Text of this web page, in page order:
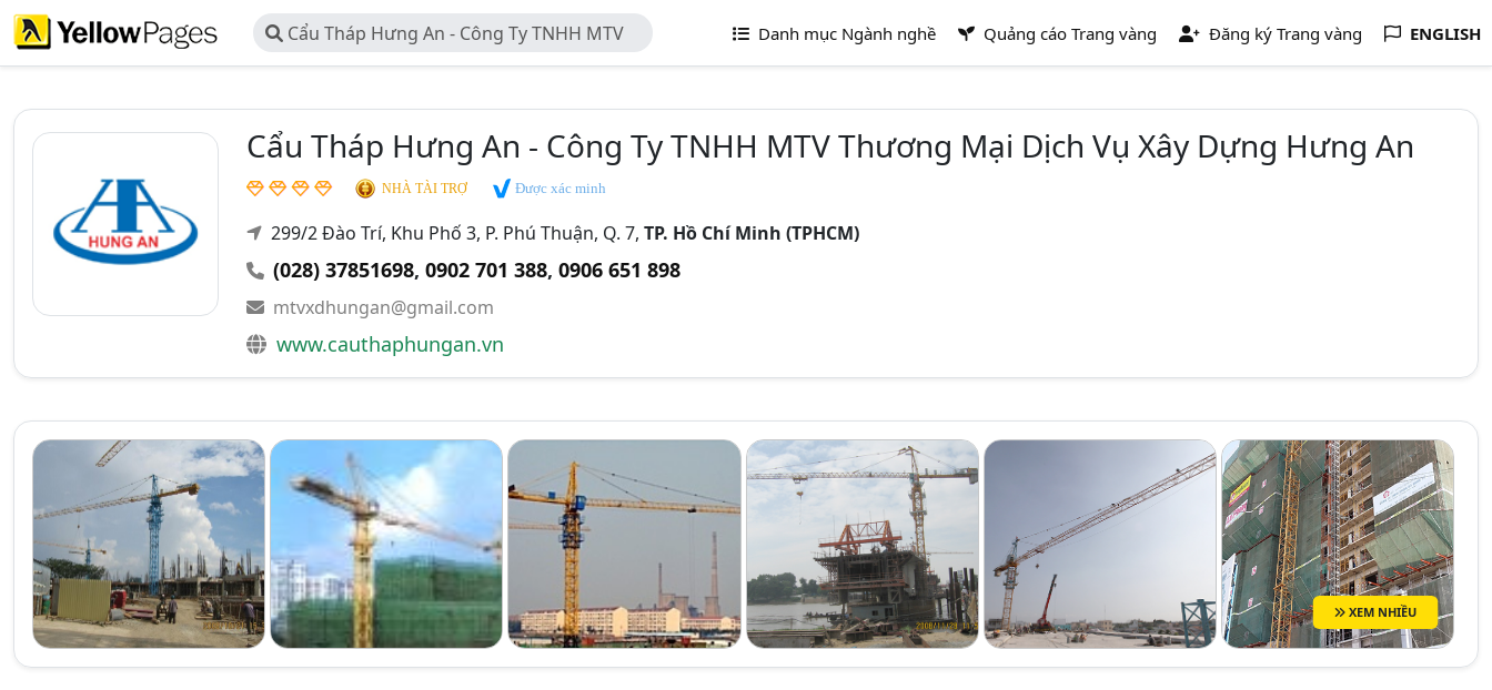
Cẩu Tháp Hưng An - Công Ty TNHH MTV
Thương Mại Dịch Vụ Xây Dựng Hưng An
Danh mục Ngành nghề Quảng cáo Trang vàng Đăng ký Trang vàng ENGLISH
Cẩu Tháp Hưng An - Công Ty TNHH MTV Thương Mại Dịch Vụ Xây Dựng Hưng An
NHÀ TÀI TRỢ Được xác minh
299/2 Đào Trí, Khu Phố 3, P. Phú Thuận, Q. 7, TP. Hồ Chí Minh (TPHCM)
(028) 37851698, 0902 701 388, 0906 651 898
mtvxdhungan@gmail.com
www.cauthaphungan.vn
XEM NHIỀU